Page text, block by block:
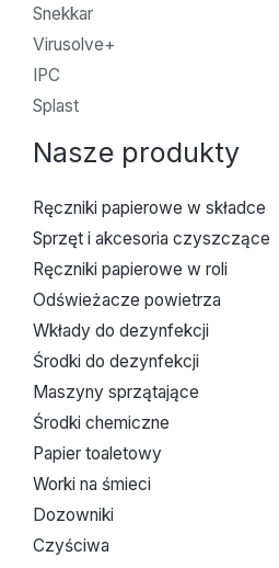
Snekkar
Virusolve+
IPC
Splast
Nasze produkty
Ręczniki papierowe w składce
Sprzęt i akcesoria czyszczące
Ręczniki papierowe w roli
Odświeżacze powietrza
Wkłady do dezynfekcji
Środki do dezynfekcji
Maszyny sprzątające
Środki chemiczne
Papier toaletowy
Worki na śmieci
Dozowniki
Czyściwa